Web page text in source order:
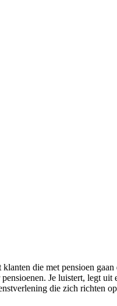
die met pensioen gaan
Je luistert, legt uit
die zich richten